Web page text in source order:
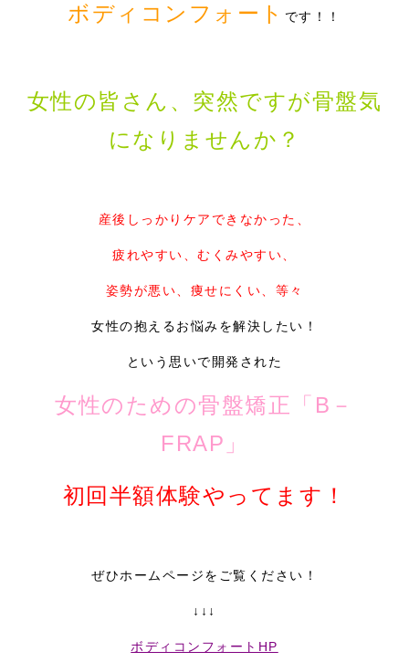
ボディコンフォート です！！
女性の皆さん、突然ですが骨盤気
になりませんか？
産後しっかりケアできなかった、
疲れやすい、むくみやすい、
姿勢が悪い、痩せにくい、等々
女性の抱えるお悩みを解決したい！
という思いで開発された
女性のための骨盤矯正「B－
FRAP」
初回半額体験やってます！
ぜひホームページをご覧ください！
↓↓↓
ボディコンフォートHP